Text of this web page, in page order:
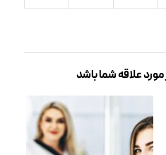
مورد علاقه شما باشد